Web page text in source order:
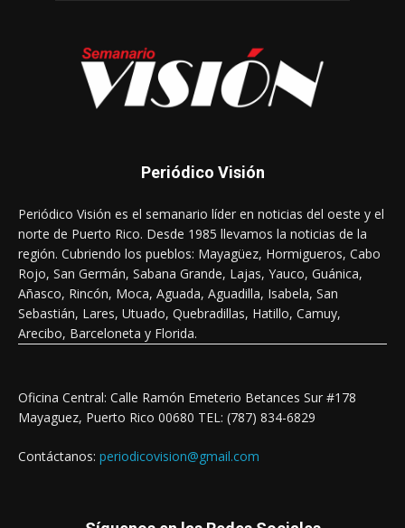
Periódico Visión
Periódico Visión es el semanario líder en noticias del oeste y el
norte de Puerto Rico. Desde 1985 llevamos la noticias de la
región. Cubriendo los pueblos: Mayagüez, Hormigueros, Cabo
Rojo, San Germán, Sabana Grande, Lajas, Yauco, Guánica,
Añasco, Rincón, Moca, Aguada, Aguadilla, Isabela, San
Sebastián, Lares, Utuado, Quebradillas, Hatillo, Camuy,
Arecibo, Barceloneta y Florida.
Oficina Central: Calle Ramón Emeterio Betances Sur #178
Mayaguez, Puerto Rico 00680 TEL: (787) 834-6829
Contáctanos: periodicovision@gmail.com